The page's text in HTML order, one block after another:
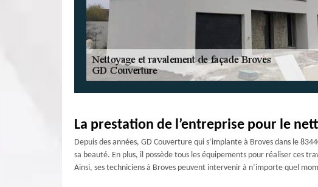
La prestation de l’entreprise pour le
Depuis des années, GD Couverture qui s’implante à Broves dans le
sa beauté. En plus, il possède tous les équipements pour réaliser ces
Ainsi, ses techniciens à Broves peuvent intervenir à n’importe quel